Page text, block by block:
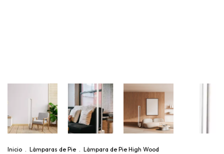
Inicio . Lámparas de Pie . Lámpara de Pie High Wood